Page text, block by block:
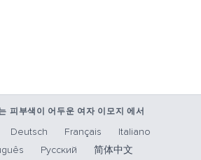
피부색이 어두운 여자 이모지 에서
Deutsch Français
Italiano
Русский
简体中文